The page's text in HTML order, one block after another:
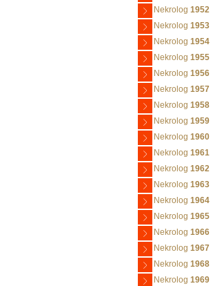
Nekrolog 1952
Nekrolog 1953
Nekrolog 1954
Nekrolog 1955
Nekrolog 1956
Nekrolog 1957
Nekrolog 1958
Nekrolog 1959
Nekrolog 1960
Nekrolog 1961
Nekrolog 1962
Nekrolog 1963
Nekrolog 1964
Nekrolog 1965
Nekrolog 1966
Nekrolog 1967
Nekrolog 1968
Nekrolog 1969